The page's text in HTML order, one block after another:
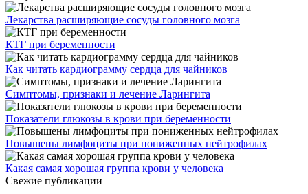
Лекарства расширяющие сосуды головного мозга
КТГ при беременности
Как читать кардиограмму сердца для чайников
Симптомы, признаки и лечение Ларингита
Показатели глюкозы в крови при беременности
Повышены лимфоциты при пониженных нейтрофилах
Какая самая хорошая группа крови у человека
Свежие публикации